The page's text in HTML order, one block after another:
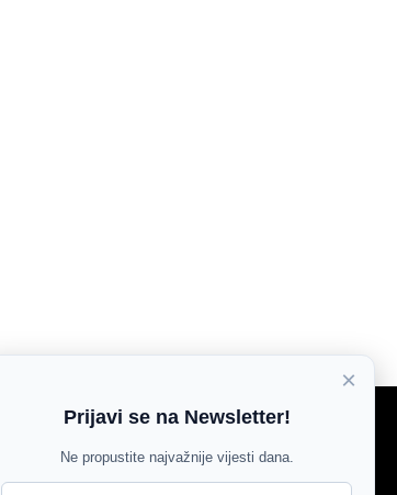
Agroglas
×
Prijavi se na Newsletter!
Ne propustite najvažnije vijesti dana.